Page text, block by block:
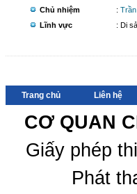
Chủ nhiệm
:
Lĩnh vực
: Di
Trang chủ Liên hệ
CƠ QUAN
Giấy phép
Phát